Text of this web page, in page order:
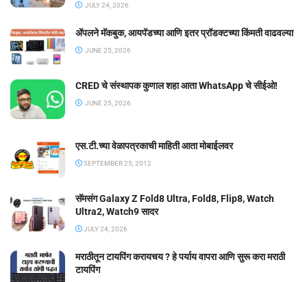
JULY 24, 2026
ॲपलने मॅकबुक, आयपॅडच्या आणि इतर प्रॉडक्टच्या किंमती वाढवल्या
JUNE 25, 2026
CRED चे संस्थापक कुणाल शहा आता WhatsApp चे सीईओ!
JUNE 25, 2026
एस.टी.च्या वेळापत्रकाची माहिती आता मोबाईलवर
SEPTEMBER 25, 2012
सॅमसंग Galaxy Z Fold8 Ultra, Fold8, Flip8, Watch
Ultra2, Watch9 सादर
JULY 24, 2026
मराठीतून टायपिंग करायचय ? हे पर्याय वापरा आणि सुरू करा मराठी
टायपिंग